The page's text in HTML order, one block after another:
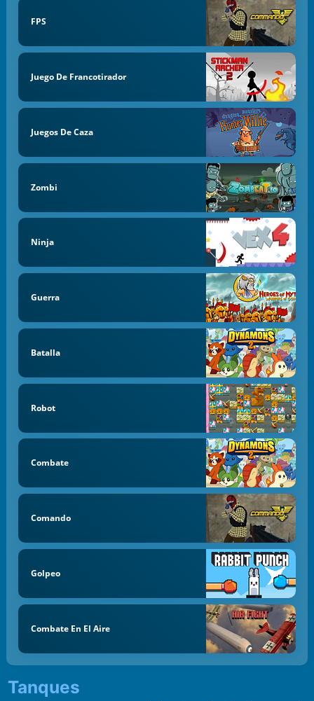
FPS
Juego De Francotirador
Juegos De Caza
Zombi
Ninja
Guerra
Batalla
Robot
Combate
Comando
Golpeo
Combate En El Aire
Tanques